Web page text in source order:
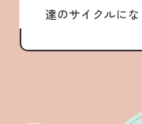
達のサイクルにな